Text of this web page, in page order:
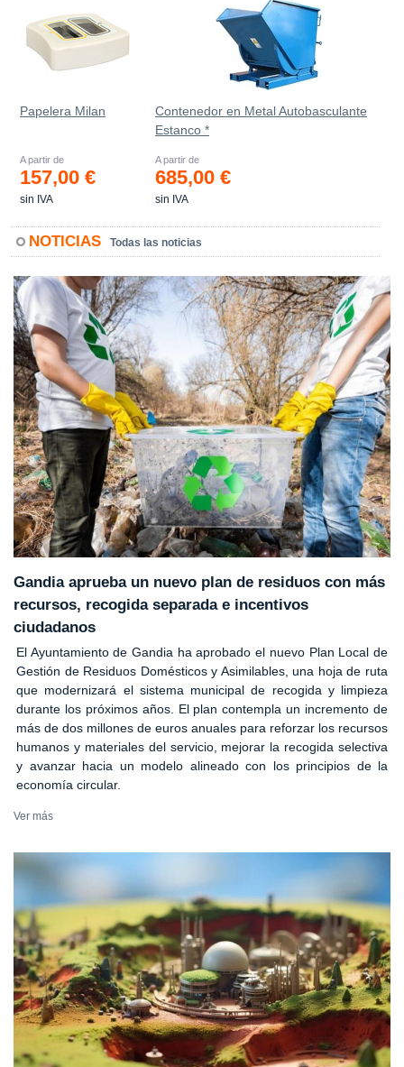
Papelera Milan
A partir de
157,00 €
sin IVA
Contenedor en Metal Autobasculante
Estanco *
A partir de
685,00 €
sin IVA
NOTICIAS Todas las noticias
Gandia aprueba un nuevo plan de residuos con más
recursos, recogida separada e incentivos
ciudadanos
El Ayuntamiento de Gandia ha aprobado el nuevo Plan Local de
Gestión de Residuos Domésticos y Asimilables, una hoja de ruta
que modernizará el sistema municipal de recogida y limpieza
durante los próximos años. El plan contempla un incremento de
más de dos millones de euros anuales para reforzar los recursos
humanos y materiales del servicio, mejorar la recogida selectiva
y avanzar hacia un modelo alineado con los principios de la
economía circular.
Ver más